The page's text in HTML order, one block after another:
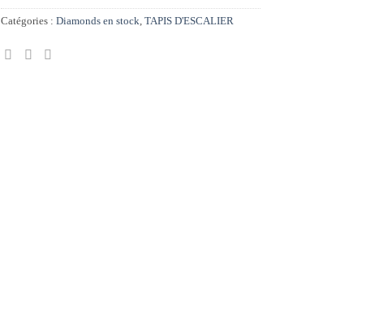
Catégories : Diamonds en stock TAPIS D'ESCALIER